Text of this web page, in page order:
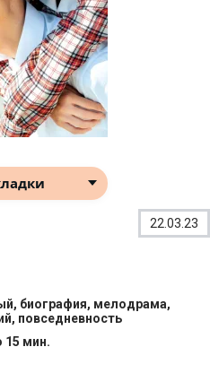
22.03.23
биография, мелодрама,
повседневность
15 мин.